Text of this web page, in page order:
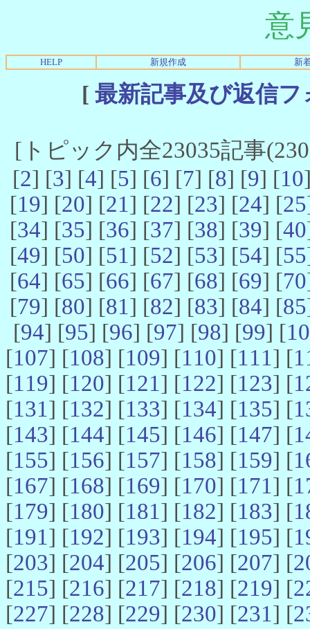
意
HELP 新規作成 新
[ 最新記事及び返信
[トピック内全23035記事
[2] [3] [4] [5] [6] [7] [8] [9] [10
[19] [20] [21] [22] [23] [24] [25
[34] [35] [36] [37] [38] [39] [40
[49] [50] [51] [52] [53] [54] [55
[64] [65] [66] [67] [68] [69] [70
[79] [80] [81] [82] [83] [84] [85
[94] [95] [96] [97] [98] [99] [
[107] [108] [109] [110] [111] [
[119] [120] [121] [122] [123] [
[131] [132] [133] [134] [135] [
[143] [144] [145] [146] [147] [
[155] [156] [157] [158] [159] [
[167] [168] [169] [170] [171] [
[179] [180] [181] [182] [183] [
[191] [192] [193] [194] [195] [
[203] [204] [205] [206] [207] [
[215] [216] [217] [218] [219] [
[227] [228] [229] [230] [231] [